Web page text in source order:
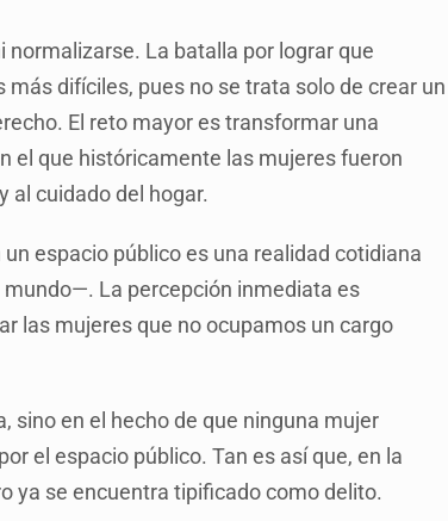
y Hegseth por falta de municiones
liberación de Ernesto Ruffo
mdp
país para vivir
acusan fallas estructurales
en México
La batalla por lograr que
difíciles, pues no se trata solo de crear un
El reto mayor es transformar una
el que históricamente las mujeres fueron
al cuidado del hogar.
espacio público es una realidad cotidiana
La percepción inmediata es
las mujeres que no ocupamos un cargo
sino en el hecho de que ninguna mujer
el espacio público. Tan es así que, en la
ya se encuentra tipificado como delito.